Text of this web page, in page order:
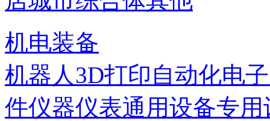
机电装备
机器人3D打印自动化电
件仪器仪表通用设备专用